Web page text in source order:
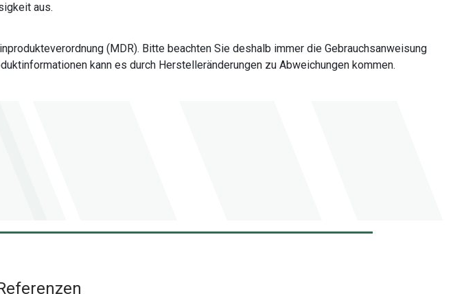
aus.
(MDR). Bitte beachten Sie deshalb immer die Gebrauchsanweisung
kann es durch Herstelleränderungen zu Abweichungen kommen.